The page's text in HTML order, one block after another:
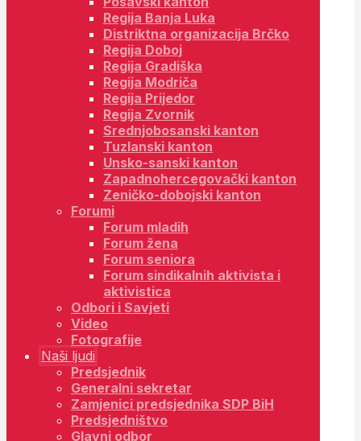
Regija Banja Luka
Distriktna organizacija Brčko
Regija Doboj
Regija Gradiška
Regija Modriča
Regija Prijedor
Regija Zvornik
Srednjobosanski kanton
Tuzlanski kanton
Unsko-sanski kanton
Zapadnohercegovački kanton
Zeničko-dobojski kanton
Forumi
Forum mladih
Forum žena
Forum seniora
Forum sindikalnih aktivista i
aktivistica
Odbori i Savjeti
Video
Fotografije
Naši ljudi
Predsjednik
Generalni sekretar
Zamjenici predsjednika SDP BiH
Predsjedništvo
Glavni odbor